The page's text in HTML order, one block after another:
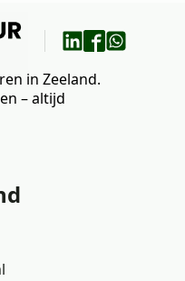
in Zeeland.
– altijd